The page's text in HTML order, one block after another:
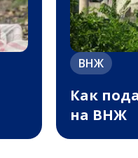
ВНЖ
Как
на ВНЖ